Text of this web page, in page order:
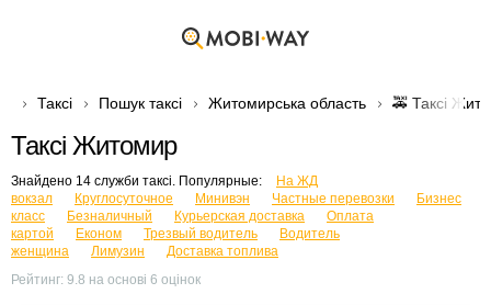
Таксі Пошук таксі Житомирська область 🚕 Таксі
Таксі Житомир
Знайдено 14 служби таксі. Популярные:
На ЖД
вокзал
Круглосуточное Минивэн Частные перевозки
Бизнес
класс
Безналичный Курьерская доставка
Оплата
картой
Економ Трезвый водитель
Водитель
женщина
Лимузин
Доставка топлива
Рейтинг: 9.8 на основі 6 оцінок